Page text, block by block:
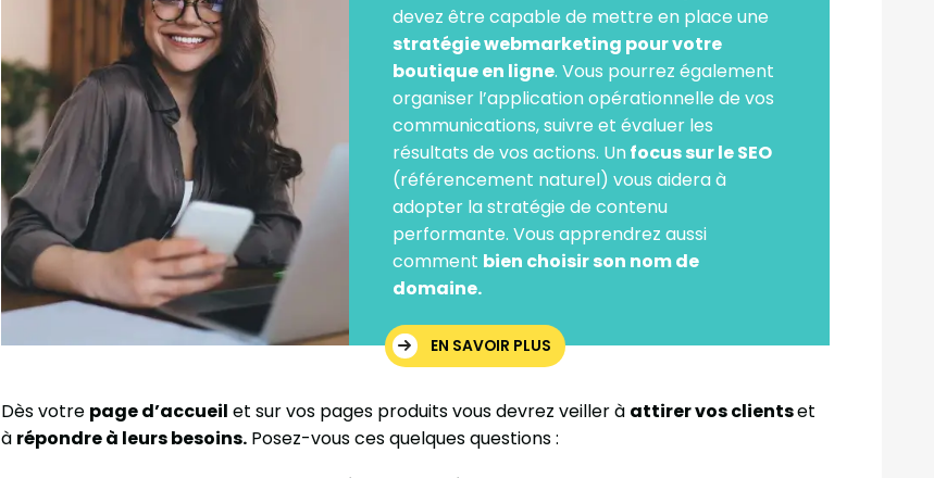
devez être capable de mettre en place une
stratégie webmarketing pour votre
boutique en ligne. Vous pourrez également
organiser l’application opérationnelle de vos
communications, suivre et évaluer les
résultats de vos actions. Unfocus sur le SEO
(référencement naturel) vous aidera à
adopter la stratégie de contenu
performante. Vous apprendrez aussi
comment bien choisir son nom de
domaine.
EN SAVOIR PLUS
Dès votre page d’accueil et sur vos pages produits vous devrez veiller à attirer vos clientset
à répondre à leurs besoins. Posez-vous ces quelques questions :